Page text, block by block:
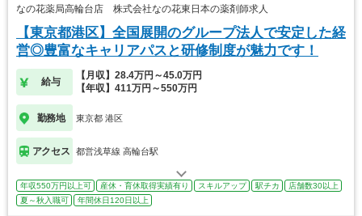
なの花薬局高輪台店 株式会社なの花東日本の薬剤師求人
【東京都港区】全国展開のグループ法人で安定した経
営◎豊富なキャリアパスと研修制度が魅力です！
給与
【月収】28.4万円～45.0万円
【年収】411万円～550万円
勤務地 東京都 港区
アクセス 都営浅草線 高輪台駅
年収550万円以上可 産休・育休取得実績有り スキルアップ 駅チカ
店舗数30以上
夏～秋入職可
年間休日120日以上